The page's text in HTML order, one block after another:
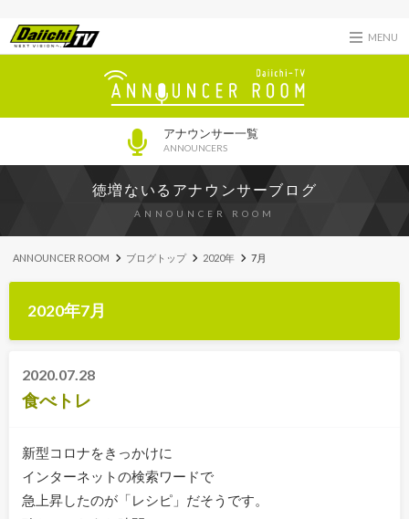
MENU
アナウンサー一覧
ANNOUNCERS
徳増ないるアナウンサーブログ
ANNOUNCER ROOM
ANNOUNCER ROOM ブログトップ 2020年 7月
2020年7月
2020.07.28
食べトレ
新型コロナをきっかけに
インターネットの検索ワードで
急上昇したのが「レシピ」だそうです。